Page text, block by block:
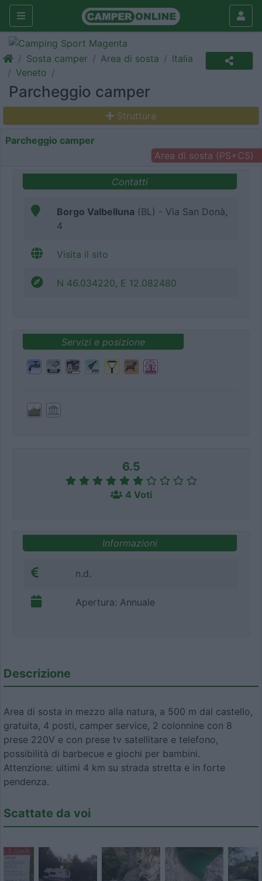
Sosta camper Area di sosta
Italia
Veneto
Parcheggio camper
Struttura
Parcheggio camper
Area di sosta (PS+CS)
Contatti
Borgo Valbelluna (BL) - Via San Donà,
4
Visita il sito
N 46.034220, E 12.082480
Servizi e posizione
6.5
4 Voti
Informazioni
n.d.
Apertura: Annuale
Descrizione
Area di sosta in mezzo alla natura, a 500 m dal castello,
gratuita, 4 posti, camper service, 2 colonnine con 8
prese 220V e con prese tv satellitare e telefono,
possibilità di barbecue e giochi per bambini.
Attenzione: ultimi 4 km su strada stretta e in forte
pendenza.
Scattate da voi